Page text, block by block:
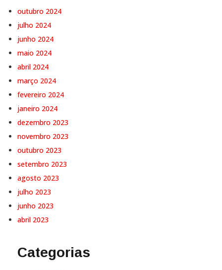
outubro 2024
julho 2024
junho 2024
maio 2024
abril 2024
março 2024
fevereiro 2024
janeiro 2024
dezembro 2023
novembro 2023
outubro 2023
setembro 2023
agosto 2023
julho 2023
junho 2023
abril 2023
Categorias